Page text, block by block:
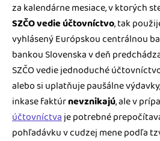
za kalendárne mesiace, v ktorých
SZČO vedie účtovníctvo, tak
vyhlásený Európskou centrálnou
bankou Slovenska v deň
SZČO vedie jednoduché
alebo si uplatňuje paušálne
inkase faktúrnevznikajú, ale v
účtovníctvaje potrebné
pohľadávku v cudzej mene podľa